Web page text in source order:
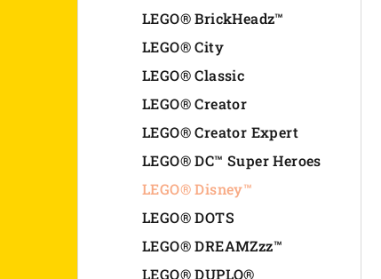
LEGO® BrickHeadz™
LEGO® City
LEGO® Classic
LEGO® Creator
LEGO® Creator Expert
LEGO® DC™ Super Heroes
LEGO® Disney™
LEGO® DOTS
LEGO® DREAMZzz™
LEGO® DUPLO®